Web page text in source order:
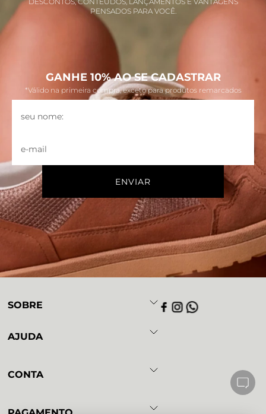
PENSADOS PARA VOCÊ.
GANHE 10% AO SE CADASTRAR
*Válido na primeira compra, exceto para produtos remarcados
SOBRE
AJUDA
CONTA